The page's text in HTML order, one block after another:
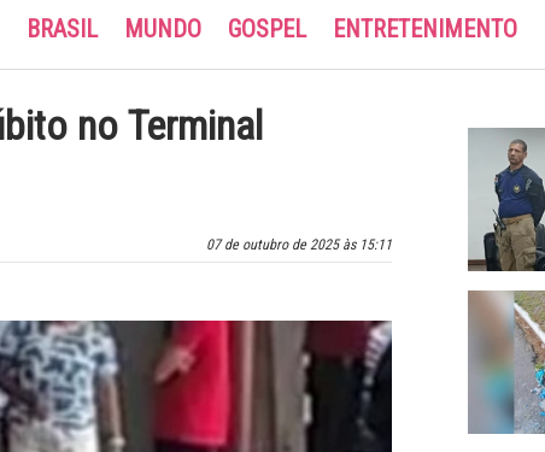
BRASIL MUNDO GOSPEL ENTRETENIMENTO
no Terminal
07 de outubro de 2025 às 15:11